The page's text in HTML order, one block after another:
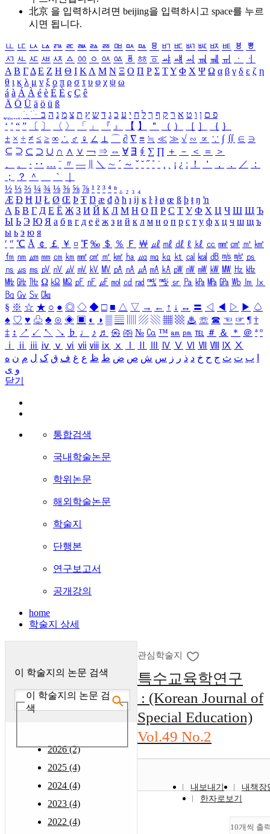
北京 을 입력하시려면 beijing을 입력하시고 space를 누르
시면 됩니다.
ㅥ ㅦ ㅧ ㅨ ㅩ ㅪ ㅫ ㅬ ㅭ ㅮ ㅯ ㅰ ㅱ ㅲ ㅳ ㅴ ㅵ ㅶ ㅷ ㅸ
ㅹ
ㅺ ㅻ ㅼ ㅽ ㅾ ㅿ ㆀ ㆁ ㆂ ㆃ ㆄ ㆅ ㆆ ㆇ ㆈ ㆉ ㆊ ㆋ ㆌ ㆍ
ㆎ
Α Β ΓΔ Ε Ζ Η Θ Ι ΚΛ Μ Ν Ξ Ο Π Ρ Σ ΤΥ Φ Χ Ψ Ω α β γ δ ε ζ η
θ ι κ λ μ ν ξ ο π ρ σ τ υ φ χ ψ ω
á à Á À é è É È ç Ç ê
Ä Ö Ü ä ö ü ß
ִֶֹ ֻּ ׁׂ פ ם ן ו ט א ר ק ף ך ל ח י ע כ ג ד ש ץ ת צ מ נ ה ב
‘ ’ “ ” 〔 〕 〈 〉 「 」 『 』 【 】 ＂ （ ） ［ ］ ｛ ｝
± × ÷ ≠ ≤ ≥ ∞ ∴ ♂ ♀ ∠ ⊥ ⌒ ∂ ∇ ≡ ≒ ≪ ≫ √ ∽ ∝ ∵ ∫ ∬ ∈ ∋
⊆ ⊇ ⊂ ⊃ ∪ ∩ ∧ ∨ ￢ ⇒ ⇔ ∀ ∃ ∮ ∑ ∏ ＋ － ＜ ＝
＞
、
。 · ‥ … ¨ 〃 ― ＼ ∼ ´ ～ ˇ ˘ ˝ ˚ ˙ ¸ ¡ ¿ ː ！ ＇ ， ． ／
：
；
？ ＾ ｀
½ ⅓ ⅔ ¼ ¾ ⅛ ⅜ ⅝ ⅞ ¹ ² ³ ⁴ ⁿ ₁ ₂ ₃ ₄
Æ Ð Ħ Ĳ Ł Ø Œ Þ Ŧ Ŋ æ đ ð ħ ı ĳ ĸ ŀ ł ø œ ß þ ŧ ŋ ŉ
А Б В Г Д Е Ё Ж З И Й К Л М Н О П Р С Т У Ф Х Ц Ч Ш Щ Ъ
Ы Ь Э Ю Я а б в г д е ё ж з и й к л м н о п р с т у ф х ц ч ш щ ъ
ы ь э ю я
′ ″ ℃ Å ￠ ￡ ￥ ¤ ℉ ‰ ＄ ％ Ｆ ￦ ㎕ ㎖ ㎗ ℓ ㎘ ㏄ ㎣ ㎤ ㎥ ㎦
㎙ ㎚ ㎛ ㎜ ㎝ ㎞ ㎟ ㎠ ㎡ ㎢ ㏊ ㎍ ㎎ ㎏ ㏏ ㎈ ㎉ ㏈ ㎧ ㎨ ㎰
㎱ ㎲ ㎳ ㎴ ㎵ ㎶ ㎷ ㎸ ㎹ ㎀ ㎁ ㎂ ㎃ ㎄ ㎺ ㎻ ㎽ ㎾ ㎿ ㎐ ㎑
㎒ ㎓ ㎔ Ω ㏀ ㏁ ㎊ ㎋ ㎌ ㏖ ㏅ ㎭ ㎮ ㎯ ㏛ ㎩ ㎪ ㎫ ㎬ ㏝ ㏐
㏓
㏃ ㏉ ㏜ ㏆
§ ※ ☆ ★ ○ ● ◎ ◇ ◆ □ ■ △ ▽ → ← ↑ ↓ ↔ 〓 ◁ ◀ ▷ ▶ ♤
♠ ♡ ♥ ♧ ♣ ⊙ ◈ ▣ ◐ ◑ ▒ ▤ ▨ ▧ ▦ ▩ ♨ ☏ ☎ ☜ ☞ ¶ †
‡ ↕ ↗ ↙ ↖ ↘ ♭ ♩ ♪ ♬ ㉿ ㈜ № ㏇ ™ ㏂ ㏘ ℡ ＃ ＆ ＊ ＠ ª º
ⅰ
ⅱ ⅲ ⅳ ⅴ ⅵ ⅶ ⅷ ⅸ ⅹ Ⅳ Ⅴ Ⅵ Ⅶ Ⅷ Ⅸ Ⅹ
ب ت ث ج ح خ د ذ ر ز س ش ص ض ط ظ ع غ ف ق ک ل م ن ه
و ی
닫기
통합검색
국내학술논문
학위논문
해외학술논문
학술지
단행본
연구보고서
공개강의
home
학술지 상세
이 학술지의 논문 검색
이 학술지의 논문 검
색
2026 (2)
2025 (4)
2024 (4)
2023 (4)
2022 (4)
관심학술지
특수교육학연구
: (Korean Journal of
Special Education)
Vol.49 No.2
내보내기
내책장
한자로보기
10개씩 출